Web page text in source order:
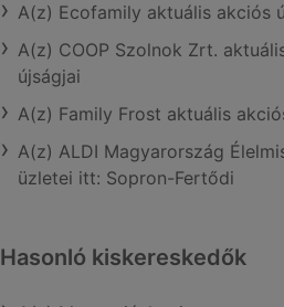
A(z) Ecofamily aktuális akciós
A(z) COOP Szolnok Zrt.
újságjai
A(z) Family Frost aktuális
A(z) ALDI Magyarország
üzletei itt: Sopron-Fertődi
Hasonló kiskereskedők